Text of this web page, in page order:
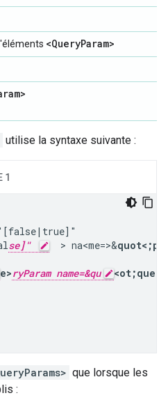
<QueryParam>
utilise la syntaxe suivante :
1
se]"
  > na<me=>&
e>ryParam name=&qu
que lorsque les
: